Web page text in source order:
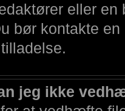
eller
bør kontakte
jeg ikke